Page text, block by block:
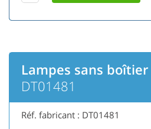
Lampes sans boîtier
DT01481
Réf. fabricant : DT01481